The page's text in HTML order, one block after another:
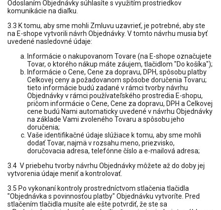
Odoslaním Objednávky súhlasíte s využitím prostriedkov
komunikácie na diaľku.
3.3 K tomu, aby sme mohli Zmluvu uzavrieť, je potrebné, aby ste
na E-shope vytvorili návrh Objednávky. V tomto návrhu musia byť
uvedené nasledovné údaje:
Informácie o nakupovanom Tovare (na E-shope označujete
Tovar, o ktorého nákup máte záujem, tlačidlom "Do košíka");
Informácie o Cene, Cene za dopravu, DPH, spôsobu platby
Celkovej ceny a požadovanom spôsobe doručenia Tovaru;
tieto informácie budú zadané v rámci tvorby návrhu
Objednávky v rámci používateľského prostredia E-shopu,
pričom informácie o Cene, Cene za dopravu, DPH a Celkovej
cene budú Nami automaticky uvedené v návrhu Objednávky
na základe Vami zvoleného Tovaru a spôsobu jeho
doručenia;
Vaše identifikačné údaje slúžiace k tomu, aby sme mohli
dodať Tovar, najmä v rozsahu meno, priezvisko,
doručovacia adresa, telefónne číslo a e-mailová adresa;
3.4 V priebehu tvorby návrhu Objednávky môžete až do doby jej
vytvorenia údaje meniť a kontrolovať.
3.5 Po vykonaní kontroly prostredníctvom stlačenia tlačidla
"Objednávka s povinnosťou platby" Objednávku vytvoríte. Pred
stlačením tlačidla musíte ale ešte potvrdiť, že ste sa